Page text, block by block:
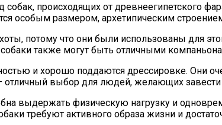
происходящих от древнеегипетского
особым размером, архетипическим
потому что они были использованы для
также могут быть отличными
и хорошо поддаются дрессировке. Они
выбор для людей, желающих завести
выдержать физическую нагрузку и
требуют активного образа жизни и